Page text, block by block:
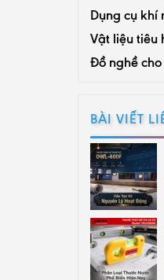
Dụng cụ khí
Vật liệu tiêu
Đồ nghề
BÀI VIẾT